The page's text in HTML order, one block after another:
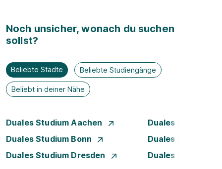
Noch unsicher, wonach du suchen
sollst?
Beliebte Städte Beliebte Studiengänge
Beliebt in deiner Nähe
Duales Studium Aachen
Duales Studium
Duales Studium Bonn
Duales Studium
Duales Studium Dresden
Duales Studium